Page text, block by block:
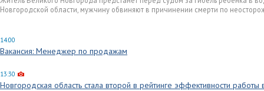
Новгородской области, мужчину обвиняют в причинении смерти по
14:00
Вакансия: Менеджер по продажам
13:30
Новгородская область стала второй в рейтинге эффективности